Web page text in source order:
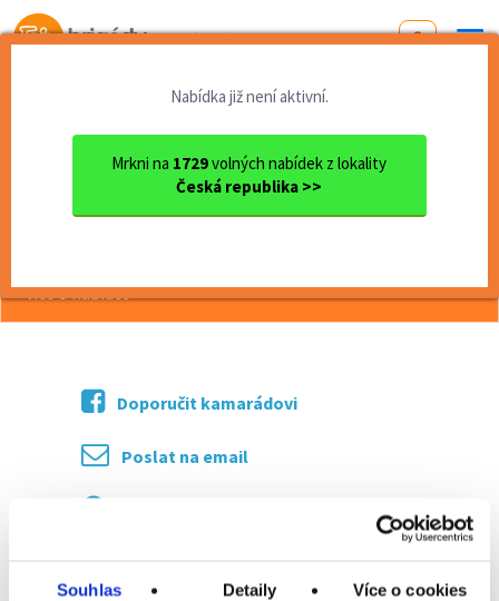
Souhlas Detaily Více o cookies
Od první brigády
Nabídka již není aktivní.
Mrkni na 1729volných nabídek z lokality
Česká republika >>
Královehradecký kraj
okres Trutnov
Dvůr Králové nad Labem
Skladník
Skladník
více o nabídce >>
Doporučit kamarádovi
Poslat na email